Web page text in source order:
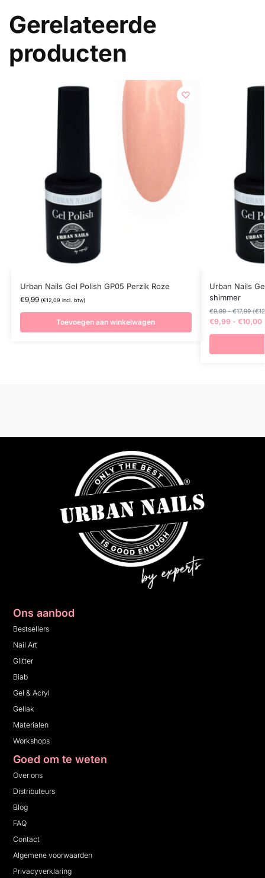
Gerelateerde
producten
Urban Nails Gel Polish GP05 Perzik Roze
€9,99 (€12,09 incl. btw)
Toevoegen aan winkelwagen
Urban Nails
shimmer
€9,99 - €17,99(€
€9,99 - €10,00
Ons aanbod
Bestsellers
Nail Art
Glitter
Biab
Gel & Acryl
Gellak
Materialen
Workshops
Goed om te weten
Over ons
Distributeurs
Blog
FAQ
Contact
Algemene voorwaarden
Privacyverklaring